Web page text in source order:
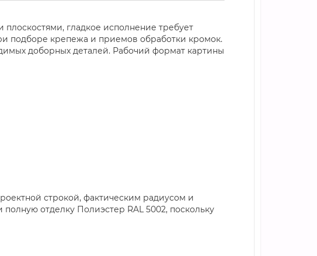
гладкое исполнение требует
подборе крепежа и приемов обработки кромок.
доборных деталей. Рабочий формат картины
строкой, фактическим радиусом и
отделку Полиэстер RAL 5002, поскольку